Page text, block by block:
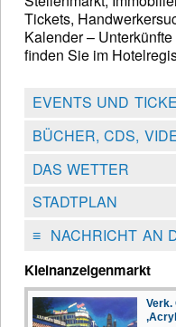
Tickets,
Kalender –
finden Sie im
EVENTS UND
BÜCHER, CDS,
DAS WETTER
STADTPLAN
≡NACHRICHT AN
Kleinanzeigenmarkt
Verk.